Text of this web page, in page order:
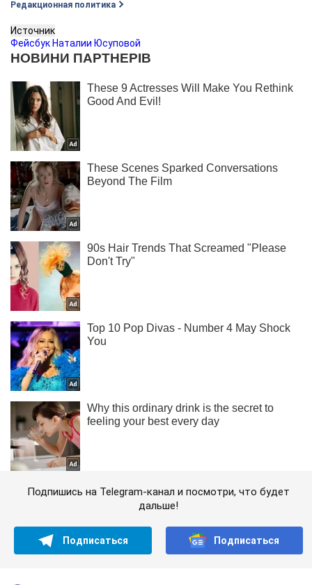
Редакционная политика
Источник
Фейсбук Наталии Юсуповой
Подпишись на Telegram-канал и посмотри, что будет
дальше!
Подписаться Подписаться